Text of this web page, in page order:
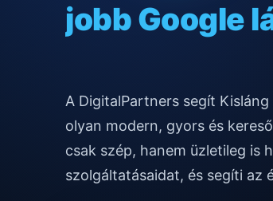
gyors
A DigitalPartners segít
olyan modern, gyors és
csak szép, hanem üzletileg is
szolgáltatásaidat, és segíti az